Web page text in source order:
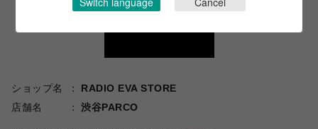
ショップ名
RADIO EVA STORE
店舗名
渋谷PARCO